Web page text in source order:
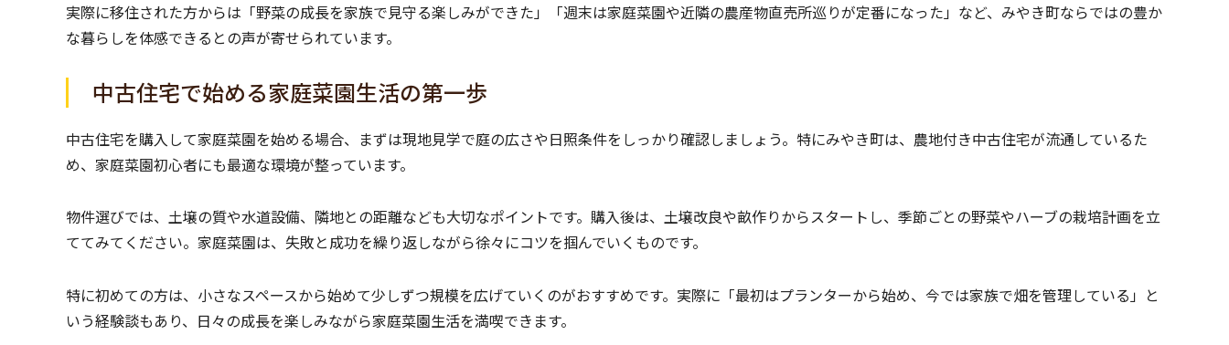
実際に移住された方からは「野菜の成長を家族で見守る楽しみができた」「週末は家庭菜園や近隣の農産物直売所巡りが定番になった」など、みやき町ならではの豊か
な暮らしを体感できるとの声が寄せられています。
中古住宅で始める家庭菜園生活の第一歩
中古住宅を購入して家庭菜園を始める場合、まずは現地見学で庭の広さや日照条件をしっかり確認しましょう。特にみやき町は、農地付き中古住宅が流通しているた
め、家庭菜園初心者にも最適な環境が整っています。
物件選びでは、土壌の質や水道設備、隣地との距離なども大切なポイントです。購入後は、土壌改良や畝作りからスタートし、季節ごとの野菜やハーブの栽培計画を立
ててみてください。家庭菜園は、失敗と成功を繰り返しながら徐々にコツを掴んでいくものです。
特に初めての方は、小さなスペースから始めて少しずつ規模を広げていくのがおすすめです。実際に「最初はプランターから始め、今では家族で畑を管理している」と
いう経験談もあり、日々の成長を楽しみながら家庭菜園生活を満喫できます。